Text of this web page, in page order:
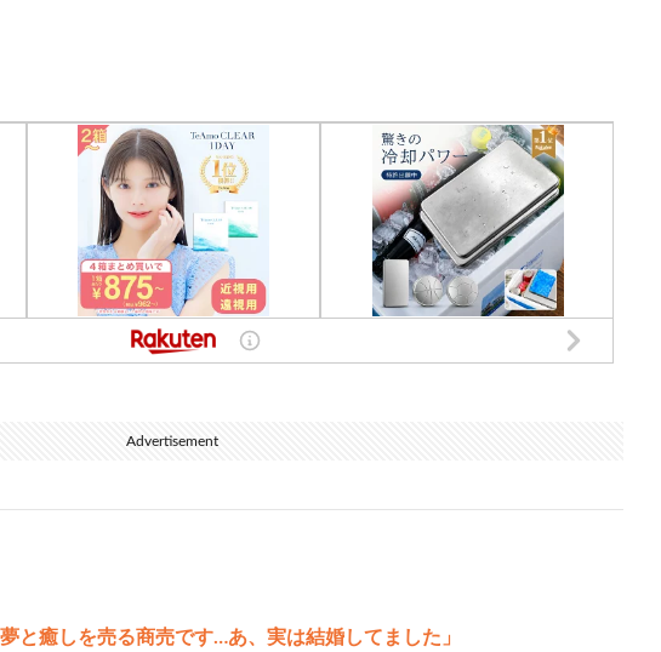
Advertisement
と癒しを売る商売です…あ、実は結婚してました」